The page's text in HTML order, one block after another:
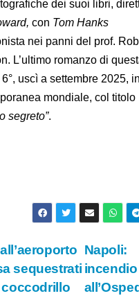
dei suoi libri,
con Tom Hanks
nei panni del prof.
L’ultimo romanzo di
uscì a settembre 2025, in
mondiale, col titolo
segreto”.
Napoli:
incendio
sequestrati